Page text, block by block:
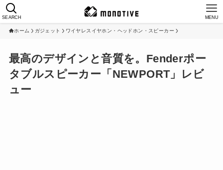
SEARCH MENU
ホーム ガジェット ワイヤレスイヤホン・ヘッドホン・スピーカー
最高のデザインと音質を。Fenderポー
タブルスピーカー「NEWPORT」レビ
ュー